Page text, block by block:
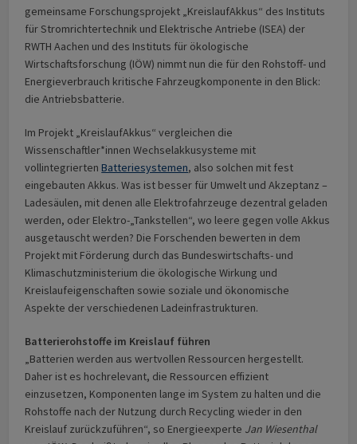
gemeinsame Forschungsprojekt „KreislaufAkkus“ des Instituts
für Stromrichtertechnik und Elektrische Antriebe (ISEA) der
RWTH Aachen und des Instituts für ökologische
Wirtschaftsforschung (IÖW) nimmt nun die für den Rohstoff- und
Energieverbrauch kritische Fahrzeugkomponente in den Blick:
die Antriebsbatterie.
Im Projekt „KreislaufAkkus“ vergleichen die
Wissenschaftler*innen Wechselakkusysteme mit
vollintegriertenBatteriesystemen, also solchen mit fest
eingebauten Akkus. Was ist besser für Umwelt und Akzeptanz –
Ladesäulen, mit denen alle Elektrofahrzeuge dezentral geladen
werden, oder Elektro-„Tankstellen“, wo leere gegen volle Akkus
ausgetauscht werden? Die Forschenden bewerten in dem
Projekt mit Förderung durch das Bundeswirtschafts- und
Klimaschutzministerium die ökologische Wirkung und
Kreislaufeigenschaften sowie soziale und ökonomische
Aspekte der verschiedenen Ladeinfrastrukturen.
Batterierohstoffe im Kreislauf führen
„Batterien werden aus wertvollen Ressourcen hergestellt.
Daher ist es hochrelevant, die Ressourcen effizient
einzusetzen, Komponenten lange im System zu halten und die
Rohstoffe nach der Nutzung durch Recycling wieder in den
Kreislauf zurückzuführen“, so Energieexperte Jan Wiesenthal